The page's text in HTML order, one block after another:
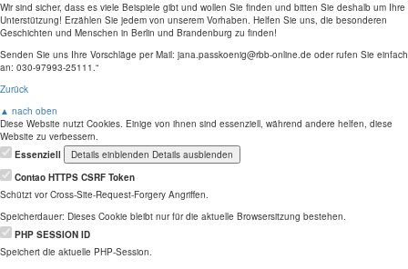
Wir sind sicher, dass es viele Beispiele gibt und wollen Sie finden und bitten Sie deshalb um Ihre
Unterstützung! Erzählen Sie jedem von unserem Vorhaben. Helfen Sie uns, die besonderen
Geschichten und Menschen in Berlin und Brandenburg zu finden!
Senden Sie uns Ihre Vorschläge per Mail: jana.passkoenig@rbb-online.de oder rufen Sie einfach
an: 030-97993-25111.“
Zurück
▲ nach oben
Diese Website nutzt Cookies. Einige von ihnen sind essenziell, während andere helfen, diese
Website zu verbessern.
Essenziell
Details einblenden Details ausblenden
Contao HTTPS CSRF Token
Schützt vor Cross-Site-Request-Forgery Angriffen.
Speicherdauer: Dieses Cookie bleibt nur für die aktuelle Browsersitzung bestehen.
PHP SESSION ID
Speichert die aktuelle PHP-Session.